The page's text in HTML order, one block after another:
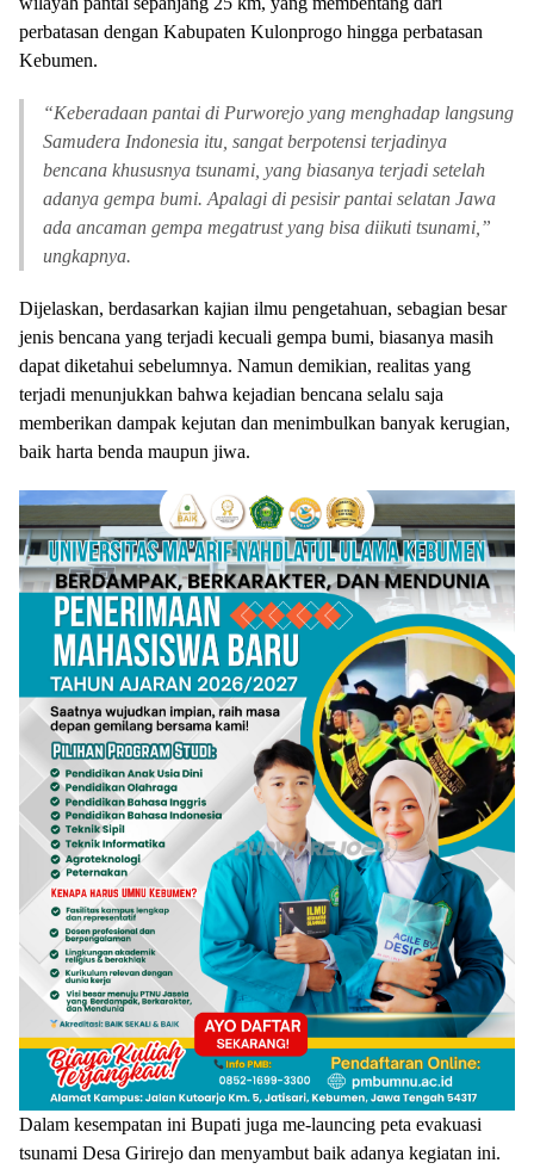
perbatasan dengan Kabupaten Kulonprogo hingga perbatasan
Kebumen.
“Keberadaan pantai di Purworejo yang menghadap langsung
Samudera Indonesia itu, sangat berpotensi terjadinya
bencana khususnya tsunami, yang biasanya terjadi setelah
adanya gempa bumi. Apalagi di pesisir pantai selatan Jawa
ada ancaman gempa megatrust yang bisa diikuti tsunami,”
ungkapnya.
Dijelaskan, berdasarkan kajian ilmu pengetahuan, sebagian besar
jenis bencana yang terjadi kecuali gempa bumi, biasanya masih
dapat diketahui sebelumnya. Namun demikian, realitas yang
terjadi menunjukkan bahwa kejadian bencana selalu saja
memberikan dampak kejutan dan menimbulkan banyak kerugian,
baik harta benda maupun jiwa.
Dalam kesempatan ini Bupati juga me-launcing peta evakuasi
tsunami Desa Girirejo dan menyambut baik adanya kegiatan ini.